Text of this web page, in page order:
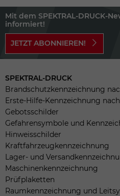
Mit dem SPEKTRAL-DRUCK-
informiert!
JETZT ABONNIEREN!
SPEKTRAL-DRUCK
Brandschutzkennzeichnung
Erste-Hilfe-Kennzeichnung
Gebotsschilder
Gefahrensymbole und
Hinweisschilder
Kraftfahrzeugkennzeichnung
Lager- und
Maschinenkennzeichnung
Prüfplaketten
Raumkennzeichnung und